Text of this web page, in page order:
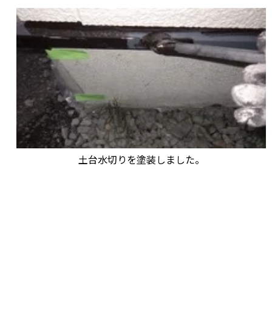
土台水切りを塗装しました。